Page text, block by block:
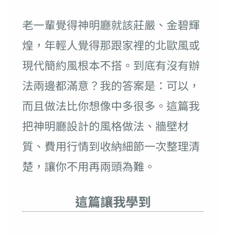
老一輩覺得神明廳就該莊嚴、金碧輝
煌，年輕人覺得那跟家裡的北歐風或
現代簡約風根本不搭。到底有沒有辦
法兩邊都滿意？我的答案是：可以，
而且做法比你想像中多很多。這篇我
把神明廳設計的風格做法、牆壁材
質、費用行情到收納細節一次整理清
楚，讓你不用再兩頭為難。
這篇讓我學到